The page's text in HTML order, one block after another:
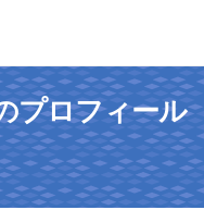
プロフィール